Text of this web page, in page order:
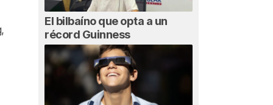
El bilbaíno que opta a un
récord Guinness